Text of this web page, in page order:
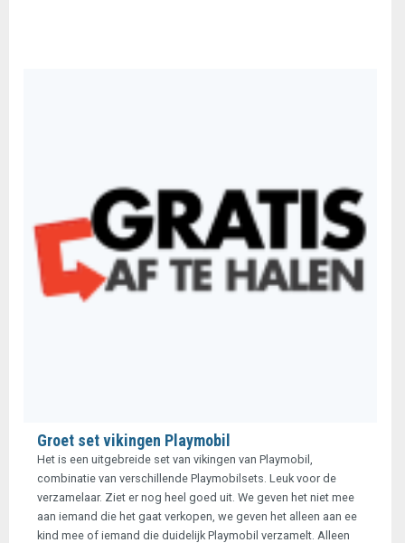
Groet set vikingen Playmobil
Het is een uitgebreide set van vikingen van Playmobil,
combinatie van verschillende Playmobilsets. Leuk voor de
verzamelaar. Ziet er nog heel goed uit. We geven het niet mee
aan iemand die het gaat verkopen, we geven het alleen aan ee
kind mee of iemand die duidelijk Playmobil verzamelt. Alleen